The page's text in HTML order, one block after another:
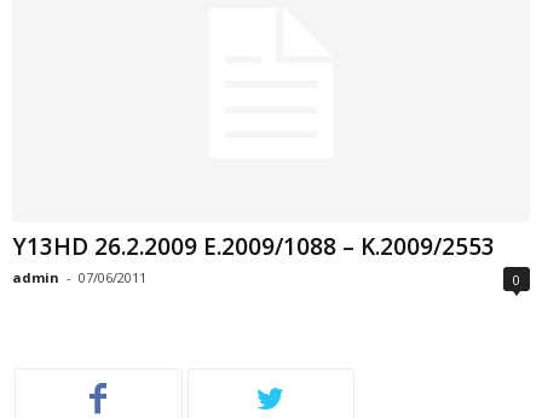
Y13HD 26.2.2009 E.2009/1088 – K.2009/2553
admin - 07/06/2011 0